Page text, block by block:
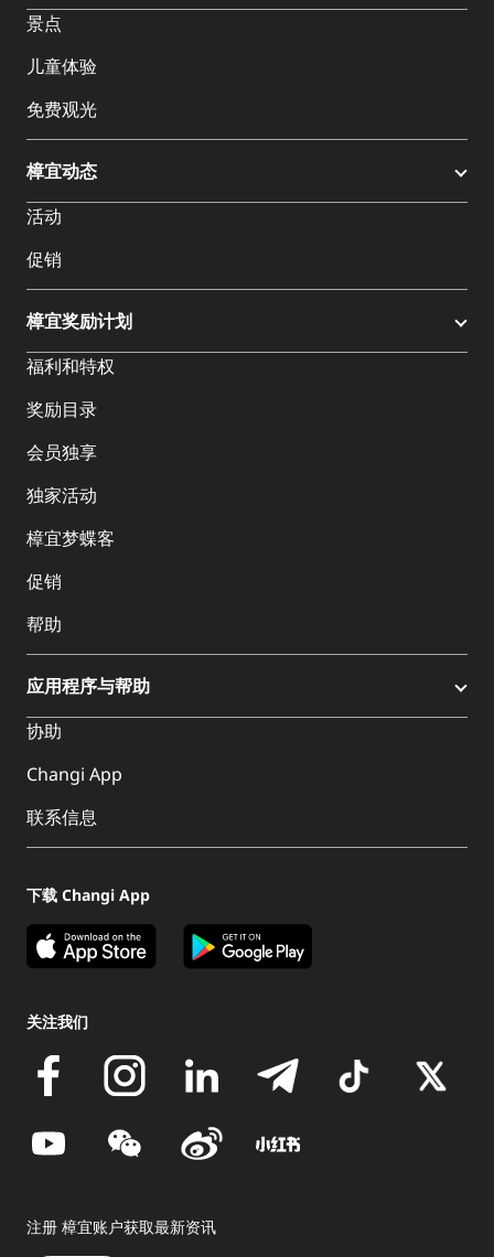
景点
儿童体验
免费观光
樟宜动态
活动
促销
樟宜奖励计划
福利和特权
奖励目录
会员独享
独家活动
樟宜梦蝶客
促销
帮助
应用程序与帮助
协助
Changi App
联系信息
下载 Changi App
关注我们
注册 樟宜账户获取最新资讯